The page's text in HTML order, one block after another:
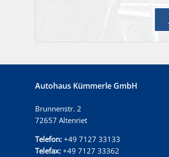
Autohaus Kümmerle GmbH
Brunnenstr. 2
72657 Altenriet
Telefon: +49 7127 33133
Telefax: +49 7127 33362